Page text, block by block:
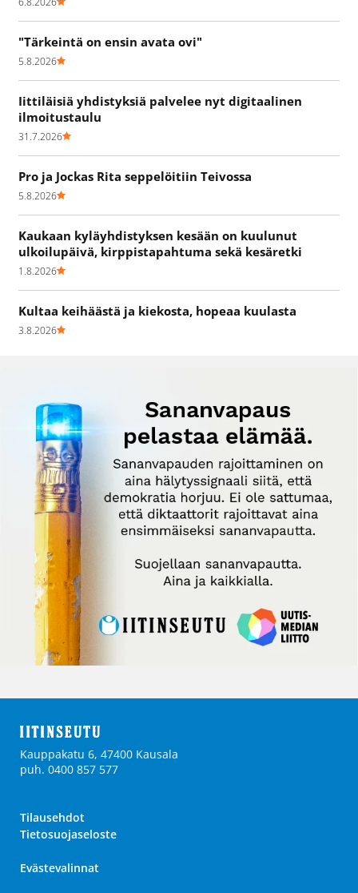
"Tärkeintä on ensin avata ovi"
5.8.2026
Iittiläisiä yhdistyksiä palvelee nyt digitaalinen
ilmoitustaulu
31.7.2026
Pro ja Jockas Rita seppelöitiin Teivossa
5.8.2026
Kaukaan kyläyhdistyksen kesään on kuulunut
ulkoilupäivä, kirppistapahtuma sekä kesäretki
1.8.2026
Kultaa keihäästä ja kiekosta, hopeaa kuulasta
3.8.2026
Kauppakatu 6, 47400 Kausala
puh. 0400 857 577
Tilausehdot
Tietosuojaseloste
Evästevalinnat